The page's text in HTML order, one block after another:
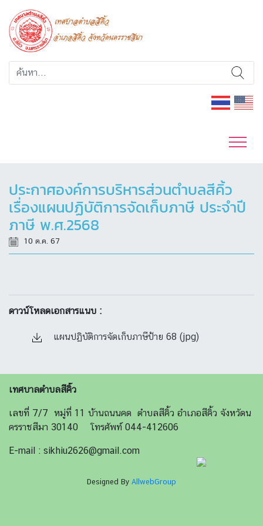
ประกาศองค์การบริหารส่วนตำบลสีคิ้ว
เรื่องแผนปฏิบัติการจัดเก็บภาษี ประจำปี
ภาษี พ.ศ.2568
10 ต.ค. 67
ดาวน์โหลดเอกสารแนบ :
แผนปฏิบัติการจัดเก็บภาษีป้าย 68 (jpg)
เทศบาลตำบลสีคิ้ว
เลขที่ 7/7 หมู่ที่ 11 บ้านถนนคด ตำบลสีคิ้ว อำเภอสีคิ้ว จังหวัดน
ครราชสีมา 30140 โทรศัพท์ 044-412606
E-mail : sikhiu2626@gmail.com
Designed By AllwebGroup